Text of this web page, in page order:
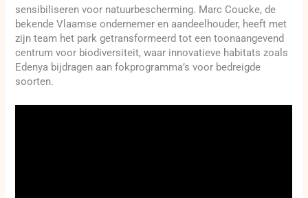
sensibiliseren voor natuurbescherming. Marc Coucke, de
bekende Vlaamse ondernemer en aandeelhouder, heeft met
zijn team het park getransformeerd tot een toonaangevend
centrum voor biodiversiteit, waar innovatieve habitats zoals
Edenya bijdragen aan fokprogramma’s voor bedreigde
soorten.